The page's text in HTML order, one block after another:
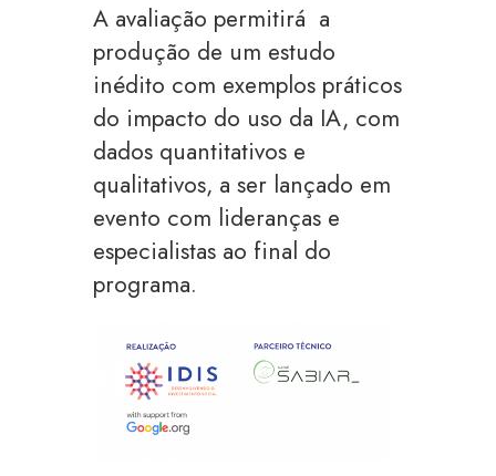
A avaliação permitirá a
produção de um estudo
inédito com exemplos práticos
do impacto do uso da IA, com
dados quantitativos e
qualitativos, a ser lançado em
evento com lideranças e
especialistas ao final do
programa.